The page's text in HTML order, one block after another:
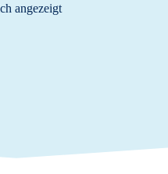
angezeigt